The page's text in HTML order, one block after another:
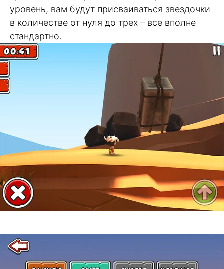
уровень, вам будут присваиваться звездочки
в количестве от нуля до трех – все вполне
стандартно.